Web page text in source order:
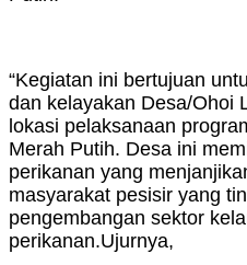
“Kegiatan ini bertujuan
dan kelayakan Desa/Ohoi
lokasi pelaksanaan
Merah Putih. Desa ini
perikanan yang
masyarakat pesisir yang
pengembangan sektor
perikanan.Ujurnya,